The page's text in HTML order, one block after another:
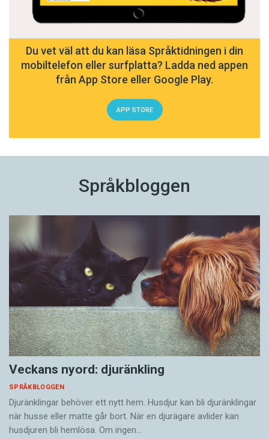
Du vet väl att du kan läsa Språktidningen i din
mobiltelefon eller surfplatta? Ladda ned appen
från App Store eller Google Play.
APP STORE
Språkbloggen
Veckans nyord: djuränkling
SPRÅKBLOGGEN
Djuränklingar behöver ett nytt hem. Husdjur kan bli djuränklingar
när husse eller matte går bort. När en djurägare avlider kan
husdjuren bli hemlösa. Om ingen…